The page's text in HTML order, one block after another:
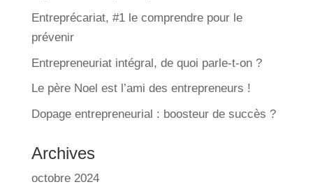
Entreprécariat, #1 le comprendre pour le
prévenir
Entrepreneuriat intégral, de quoi parle-t-on ?
Le père Noel est l’ami des entrepreneurs !
Dopage entrepreneurial : boosteur de succès ?
Archives
octobre 2024